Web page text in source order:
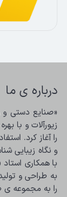
درباره ی ما
را به مجموعه